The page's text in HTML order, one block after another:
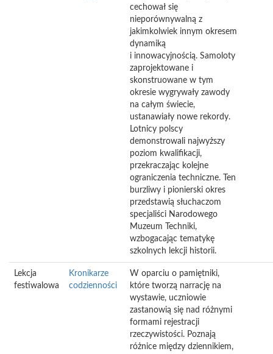
cechował się
nieporównywalną z
jakimkolwiek innym okresem
dynamiką
i innowacyjnością. Samoloty
zaprojektowane i
skonstruowane w tym
okresie wygrywały zawody
na całym świecie,
ustanawiały nowe rekordy.
Lotnicy polscy
demonstrowali najwyższy
poziom kwalifikacji,
przekraczając kolejne
ograniczenia techniczne. Ten
burzliwy i pionierski okres
przedstawią słuchaczom
specjaliści Narodowego
Muzeum Techniki,
wzbogacając tematykę
szkolnych lekcji historii.
Lekcja
festiwalowa
Kronikarze
codzienności
W oparciu o pamiętniki,
które tworzą narrację na
wystawie, uczniowie
zastanowią się nad różnymi
formami rejestracji
rzeczywistości. Poznają
różnice między dziennikiem,